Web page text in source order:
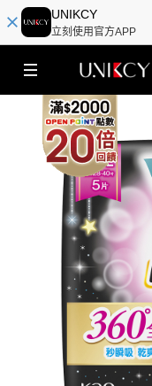
UNIKCY
立刻使用官方APP